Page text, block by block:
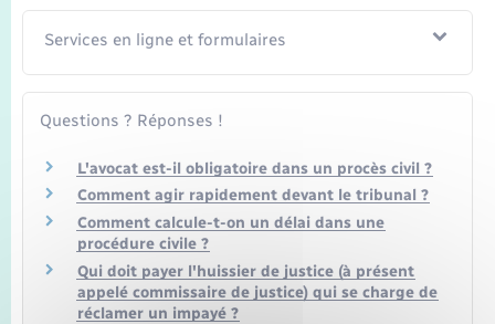
Services en ligne et formulaires
Questions ? Réponses !
L'avocat est-il obligatoire dans un procès civil ?
Comment agir rapidement devant le tribunal ?
Comment calcule-t-on un délai dans une
procédure civile ?
Qui doit payer l'huissier de justice (à présent
appelé commissaire de justice) qui se charge de
réclamer un impayé ?